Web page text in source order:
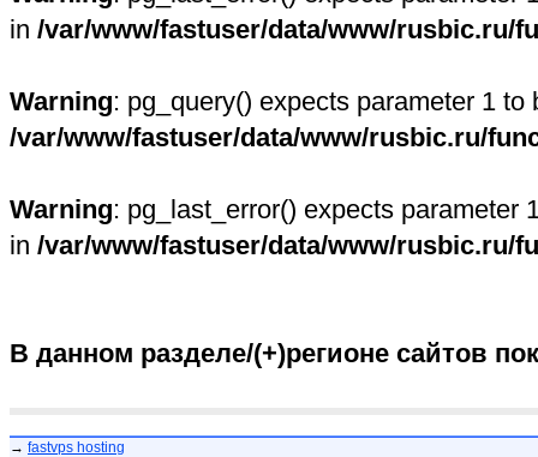
in /var/www/fastuser/data/www/rusbic.ru/
Warning: pg_query() expects parameter 1
/var/www/fastuser/data/www/rusbic.ru/
Warning: pg_last_error() expects parameter
in /var/www/fastuser/data/www/rusbic.ru/
В данном разделе/(+)регионе сайтов
→ fastvps hosting